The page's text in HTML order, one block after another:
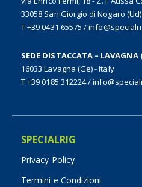
33058 San Giorgio di Nogaro
T +39 0431 65575 /
SEDE DISTACCATA – LAVAGNA
16033 Lavagna (Ge) - Italy
T +39 0185 312224/
SPECIALRIG
Privacy Policy
Termini e Condizioni